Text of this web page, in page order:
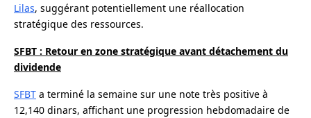
Lilas, suggérant potentiellement une réallocation
stratégique des ressources.
SFBT : Retour en zone stratégique avant détachement du
dividende
SFBT a terminé la semaine sur une note très positive à
12,140 dinars, affichant une progression hebdomadaire de